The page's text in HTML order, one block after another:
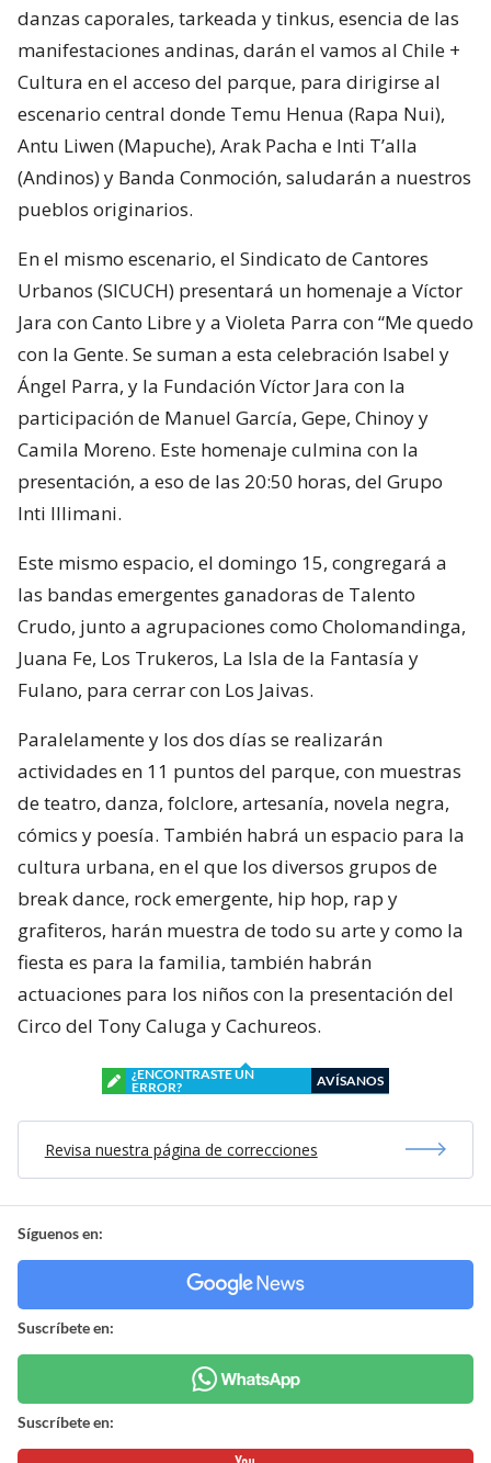
danzas caporales, tarkeada y tinkus, esencia de las
manifestaciones andinas, darán el vamos al Chile +
Cultura en el acceso del parque, para dirigirse al
escenario central donde Temu Henua (Rapa Nui),
Antu Liwen (Mapuche), Arak Pacha e Inti T’alla
(Andinos) y Banda Conmoción, saludarán a nuestros
pueblos originarios.
En el mismo escenario, el Sindicato de Cantores
Urbanos (SICUCH) presentará un homenaje a Víctor
Jara con Canto Libre y a Violeta Parra con “Me quedo
con la Gente. Se suman a esta celebración Isabel y
Ángel Parra, y la Fundación Víctor Jara con la
participación de Manuel García, Gepe, Chinoy y
Camila Moreno. Este homenaje culmina con la
presentación, a eso de las 20:50 horas, del Grupo
Inti Illimani.
Este mismo espacio, el domingo 15, congregará a
las bandas emergentes ganadoras de Talento
Crudo, junto a agrupaciones como Cholomandinga,
Juana Fe, Los Trukeros, La Isla de la Fantasía y
Fulano, para cerrar con Los Jaivas.
Paralelamente y los dos días se realizarán
actividades en 11 puntos del parque, con muestras
de teatro, danza, folclore, artesanía, novela negra,
cómics y poesía. También habrá un espacio para la
cultura urbana, en el que los diversos grupos de
break dance, rock emergente, hip hop, rap y
grafiteros, harán muestra de todo su arte y como la
fiesta es para la familia, también habrán
actuaciones para los niños con la presentación del
Circo del Tony Caluga y Cachureos.
¿ENCONTRASTE UN
ERROR?
AVÍSANOS
Revisa nuestra página de correcciones
Síguenos en:
Suscríbete en:
Suscríbete en: